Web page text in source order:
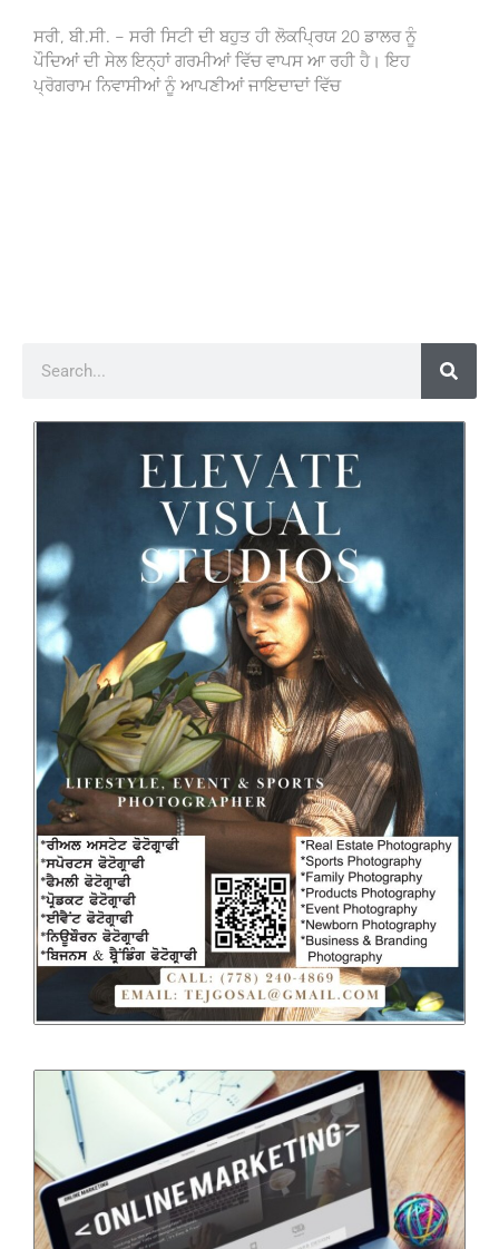
ਸਰੀ, ਬੀ.ਸੀ. – ਸਰੀ ਸਿਟੀ ਦੀ ਬਹੁਤ ਹੀ ਲੋਕਪ੍ਰਿਯ 20 ਡਾਲਰ ਨੂੰ
ਪੌਦਿਆਂ ਦੀ ਸੇਲ ਇਨ੍ਹਾਂ ਗਰਮੀਆਂ ਵਿੱਚ ਵਾਪਸ ਆ ਰਹੀ ਹੈ। ਇਹ
ਪ੍ਰੋਗਰਾਮ ਨਿਵਾਸੀਆਂ ਨੂੰ ਆਪਣੀਆਂ ਜਾਇਦਾਦਾਂ ਵਿੱਚ